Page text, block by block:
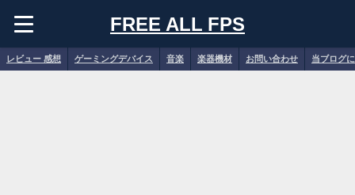
FREE ALL FPS
レビュー 感想 ゲーミングデバイス 音楽 楽器機材 お問い合わせ 当ブログ